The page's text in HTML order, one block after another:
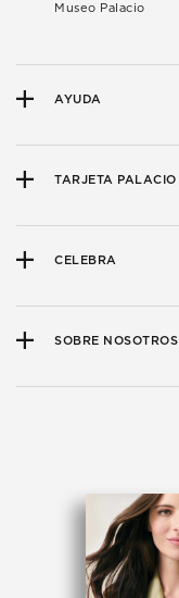
Museo Palacio
AYUDA
TARJETA PALACIO
CELEBRA
SOBRE NOSOTROS